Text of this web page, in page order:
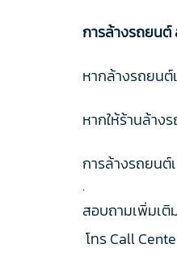
การล้างรถยนต์
หากล้างรถยนต์
หากให้ร้านล้าง
การล้างรถยนต์
.
สอบถามเพิ่มเติ
โทร Call